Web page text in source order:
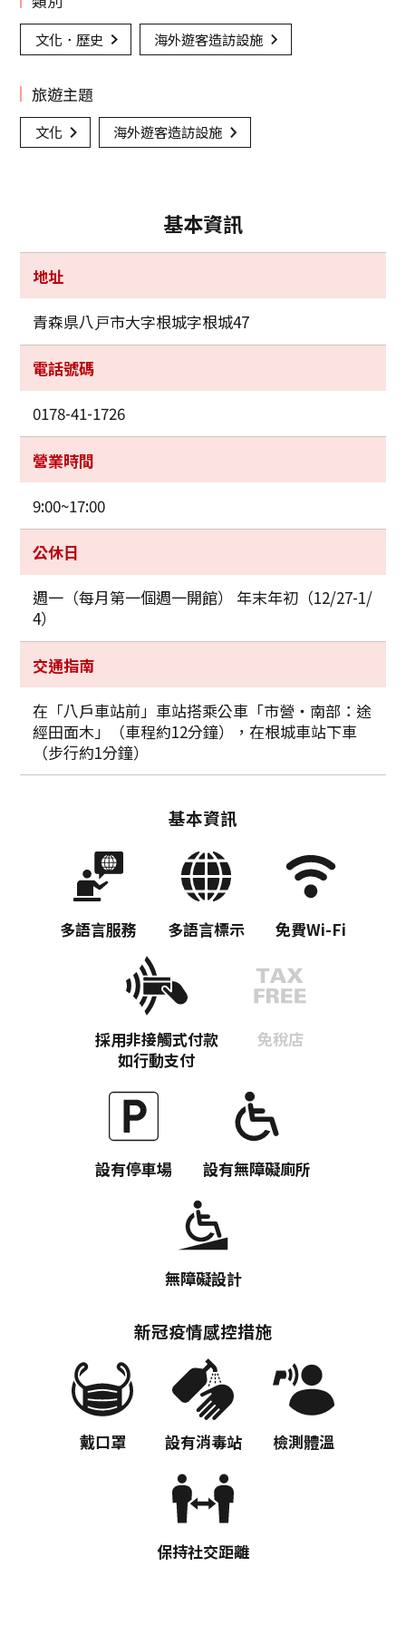
文化．歷史 海外遊客造訪設施
旅遊主題
文化 海外遊客造訪設施
基本資訊
地址
青森県八戸市大字根城字根城47
電話號碼
0178-41-1726
營業時間
9:00~17:00
公休日
週一（每月第一個週一開館） 年末年初（12/27-1/
4）
交通指南
在「八戶車站前」車站搭乘公車「市營・南部：途
經田面木」（車程約12分鐘），在根城車站下車
（步行約1分鐘）
基本資訊
多語言服務 多語言標示 免費Wi-Fi
採用非接觸式付款
如行動支付
免稅店
設有停車場 設有無障礙廁所
無障礙設計
新冠疫情感控措施
戴口罩 設有消毒站 檢測體溫
保持社交距離
Twitter分享
Facebook分享
複製連結